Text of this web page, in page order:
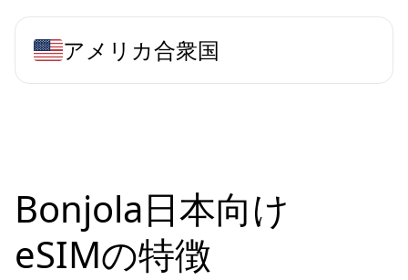
アメリカ合衆国
Bonjola日本向け
eSIMの特徴